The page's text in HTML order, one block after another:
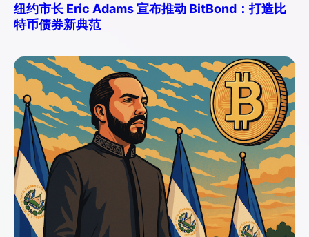
纽约市长 Eric Adams 宣布推动 BitBond：打造比
特币债券新典范